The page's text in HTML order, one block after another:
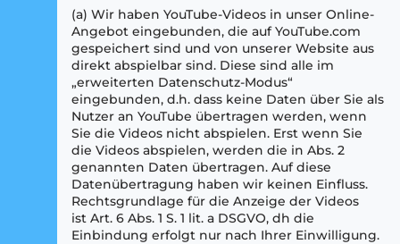
(a) Wir haben YouTube-Videos in unser Online-
Angebot eingebunden, die auf YouTube.com
gespeichert sind und von unserer Website aus
direkt abspielbar sind. Diese sind alle im
„erweiterten Datenschutz-Modus“
eingebunden, d.h. dass keine Daten über Sie als
Nutzer an YouTube übertragen werden, wenn
Sie die Videos nicht abspielen. Erst wenn Sie
die Videos abspielen, werden die in Abs. 2
genannten Daten übertragen. Auf diese
Datenübertragung haben wir keinen Einfluss.
Rechtsgrundlage für die Anzeige der Videos
ist Art. 6 Abs. 1 S. 1 lit. a DSGVO, dh die
Einbindung erfolgt nur nach Ihrer Einwilligung.